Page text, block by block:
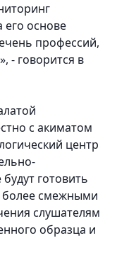
его основе
профессий,
- говорится в
с акиматом
центр
готовить
более смежными
слушателям
образца и